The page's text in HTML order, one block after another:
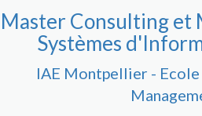
Master Consulting et
Systèmes
IAE Montpellier -